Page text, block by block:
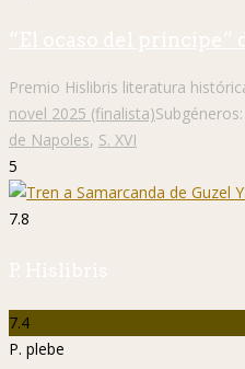
“El ocaso del príncipe”
Premio Hislibris literatura
novel 2025 (finalista)Subgéneros:
de Napoles, S. XVI
5
7.8
P. Hislibris
7.4
P. plebe